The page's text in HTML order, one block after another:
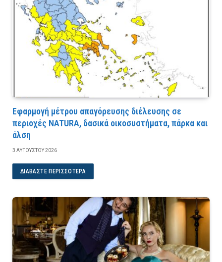
Εφαρμογή μέτρου απαγόρευσης διέλευσης σε
περιοχές NATURA, δασικά οικοσυστήματα, πάρκα και
άλση
3 ΑΥΓΟΎΣΤΟΥ 2026
ΔΙΑΒΆΣΤΕ ΠΕΡΙΣΣΌΤΕΡΑ